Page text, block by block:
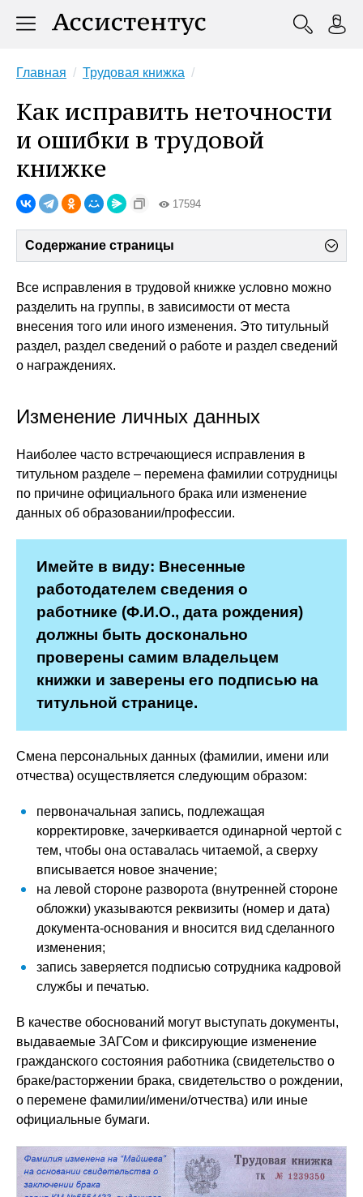
Главная Трудовая книжка
Как исправить неточности
и ошибки в трудовой
книжке
17594
Содержание страницы
Все исправления в трудовой книжке условно можно
разделить на группы, в зависимости от места
внесения того или иного изменения. Это титульный
раздел, раздел сведений о работе и раздел сведений
о награждениях.
Изменение личных данных
Наиболее часто встречающиеся исправления в
титульном разделе – перемена фамилии сотрудницы
по причине официального брака или изменение
данных об образовании/профессии.
Имейте в виду: Внесенные
работодателем сведения о
работнике (Ф.И.О., дата рождения)
должны быть досконально
проверены самим владельцем
книжки и заверены его подписью на
титульной странице.
Смена персональных данных (фамилии, имени или
отчества) осуществляется следующим образом:
первоначальная запись, подлежащая
корректировке, зачеркивается одинарной чертой с
тем, чтобы она оставалась читаемой, а сверху
вписывается новое значение;
на левой стороне разворота (внутренней стороне
обложки) указываются реквизиты (номер и дата)
документа-основания и вносится вид сделанного
изменения;
запись заверяется подписью сотрудника кадровой
службы и печатью.
В качестве обоснований могут выступать документы,
выдаваемые ЗАГСом и фиксирующие изменение
гражданского состояния работника (свидетельство о
браке/расторжении брака, свидетельство о рождении,
о перемене фамилии/имени/отчества) или иные
официальные бумаги.